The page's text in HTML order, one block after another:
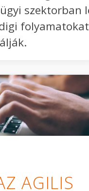
szektorban
folyamatokat
AGILIS